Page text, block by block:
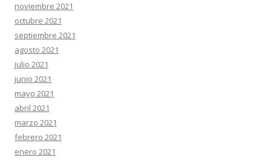
noviembre 2021
octubre 2021
septiembre 2021
agosto 2021
julio 2021
junio 2021
mayo 2021
abril 2021
marzo 2021
febrero 2021
enero 2021